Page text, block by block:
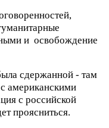
и освобождение
сдержанной - там
американскими
с российской
проясниться.